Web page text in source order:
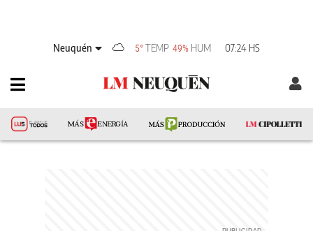
Neuquén 5° TEMP 49% HUM 07:24 HS